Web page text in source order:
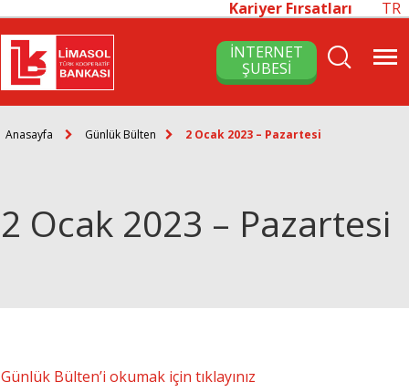
Kariyer Fırsatları TR
İNTERNET
ŞUBESİ
Anasayfa Günlük Bülten 2 Ocak 2023 – Pazartesi
2 Ocak 2023 – Pazartesi
Günlük Bülten’i okumak için tıklayınız